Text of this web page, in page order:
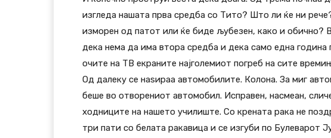
изгледа нашата прва средба со Тито? Што ли ќе ни
изморен од патот или ќе биде љубезен, како и обично?
дека нема да има втора средба и дека само една година
очите на ТВ екраните најголемиот погреб на сите
Од далеку се наѕираа автомобилите. Колона. За миг
беше во отворениот автомобил. Исправен, насмеан,
ходниците на нашето училиште. Со крената рака нe
три пати со белата ракавица и се изгуби по Булеварот